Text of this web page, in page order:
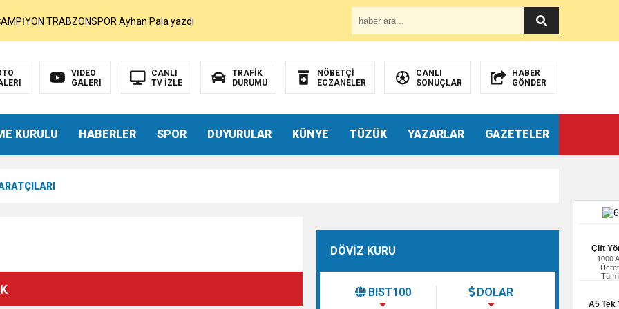
Çift
1000
Tüm
A5 Tek
MOHAMED SALAH VE ŞAMPİYON TRABZONSPOR Ayhan Pala yazdı
Muammer Sarıdoğan’a Beşikdüzü’nde hayırlı olsun ziyareti
SUÇ DUYURUSU : TFF YARGIDA
VIDEO
GALERI
CANLI
TV İZLE
TRAFİK
DURUMU
NÖBETÇİ
ECZANELER
CANLI
SONUÇLAR
HABER
GÖNDER
KURULU HABERLER SPOR DUYURULAR KÜNYE TÜZÜK YAZARLAR GAZETELER
DÖVİZ KURU
BIST100 DOLAR